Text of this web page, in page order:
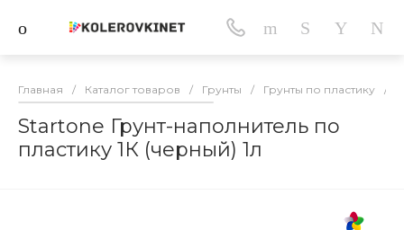
Главная / Каталог товаров / Грунты / Грунты по пластику /
Startone Грунт-наполнитель по
пластику 1К (черный) 1л